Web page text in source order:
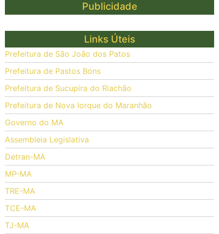
Publicidade
Links Úteis
Prefeitura de São João dos Patos
Prefeitura de Pastos Bons
Prefeitura de Sucupira do Riachão
Prefeitura de Nova Iorque do Maranhão
Governo do MA
Assembleia Legislativa
Detran-MA
MP-MA
TRE-MA
TCE-MA
TJ-MA